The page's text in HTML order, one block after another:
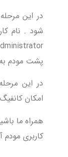
در این
پشت مودم به
در این
امکان
همراه ما
کاربری مودم